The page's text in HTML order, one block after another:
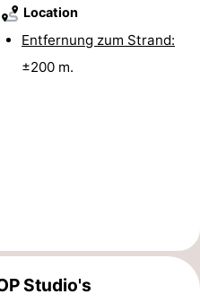
Location
Entfernung zum Strand:
±200 m.
Studio's